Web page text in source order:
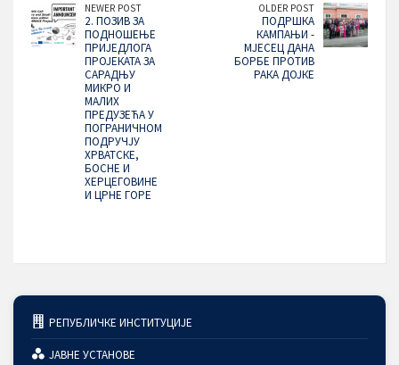
NEWER POST
2. ПОЗИВ ЗА
ПОДНОШЕЊЕ
ПРИЈЕДЛОГА
ПРОЈЕКАТА ЗА
САРАДЊУ
МИКРО И
МАЛИХ
ПРЕДУЗЕЋА У
ПОГРАНИЧНОМ
ПОДРУЧЈУ
ХРВАТСКЕ,
БОСНЕ И
ХЕРЦЕГОВИНЕ
И ЦРНЕ ГОРЕ
OLDER POST
ПОДРШКА
КАМПАЊИ -
МЈЕСЕЦ ДАНА
БОРБЕ ПРОТИВ
РАКА ДОЈКЕ
РЕПУБЛИЧКЕ ИНСТИТУЦИЈЕ
ЈАВНЕ УСТАНОВЕ